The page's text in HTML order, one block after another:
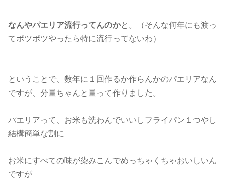
なんやパエリア流行ってんのかと。（そんな何年にも渡っ
てポツポツやったら特に流行ってないわ）
ということで、数年に１回作るか作らんかのパエリアなん
ですが、分量ちゃんと量って作りました。
パエリアって、お米も洗わんでいいしフライパン１つやし
結構簡単な割に
お米にすべての味が染みこんでめっちゃくちゃおいしいん
ですが